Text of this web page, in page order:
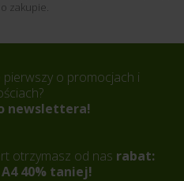
zakupie.
o promocjach i
newslettera!
otrzymasz od nas rabat:
40% taniej!